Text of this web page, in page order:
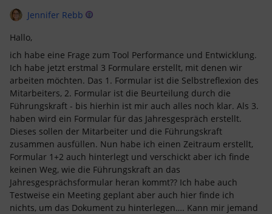
Jennifer Rebb
Hallo,
ich habe eine Frage zum Tool Performance und Entwicklung.
Ich habe jetzt erstmal 3 Formulare erstellt, mit denen wir
arbeiten möchten. Das 1. Formular ist die Selbstreflexion des
Mitarbeiters, 2. Formular ist die Beurteilung durch die
Führungskraft - bis hierhin ist mir auch alles noch klar. Als 3.
haben wird ein Formular für das Jahresgespräch erstellt.
Dieses sollen der Mitarbeiter und die Führungskraft
zusammen ausfüllen. Nun habe ich einen Zeitraum erstellt,
Formular 1+2 auch hinterlegt und verschickt aber ich finde
keinen Weg, wie die Führungskraft an das
Jahresgesprächsformular heran kommt?? Ich habe auch
Testweise ein Meeting geplant aber auch hier finde ich
nichts, um das Dokument zu hinterlegen…. Kann mir jemand